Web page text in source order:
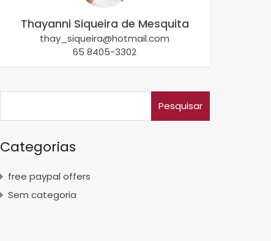
Thayanni Siqueira de Mesquita
thay_siqueira@hotmail.com
65 8405-3302
Categorias
free paypal offers
Sem categoria